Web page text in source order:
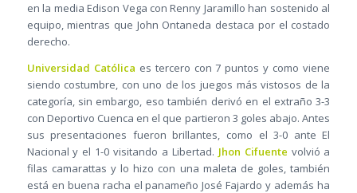
en la media Edison Vega con Renny Jaramillo han sostenido al
equipo, mientras que John Ontaneda destaca por el costado
derecho.
Universidad Católica es tercero con 7 puntos y como viene
siendo costumbre, con uno de los juegos más vistosos de la
categoría, sin embargo, eso también derivó en el extraño 3-3
con Deportivo Cuenca en el que partieron 3 goles abajo. Antes
sus presentaciones fueron brillantes, como el 3-0 ante El
Nacional y el 1-0 visitando a Libertad. Jhon Cifuente volvió a
filas camarattas y lo hizo con una maleta de goles, también
está en buena racha el panameño José Fajardo y además ha